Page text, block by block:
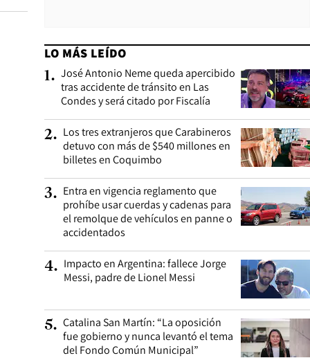
LO MÁS LEÍDO
1. José Antonio Neme queda apercibido
tras accidente de tránsito en Las
Condes y será citado por Fiscalía
2. Los tres extranjeros que Carabineros
detuvo con más de $540 millones en
billetes en Coquimbo
3. Entra en vigencia reglamento que
prohíbe usar cuerdas y cadenas para
el remolque de vehículos en panne o
accidentados
4. Impacto en Argentina: fallece Jorge
Messi, padre de Lionel Messi
5. Catalina San Martín: “La oposición
fue gobierno y nunca levantó el tema
del Fondo Común Municipal”